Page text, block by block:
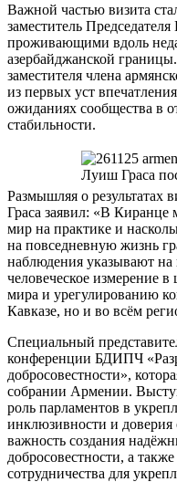
Важной частью визита
заместитель
проживающими вдоль
азербайджанской
заместителя члена
из первых уст
ожиданиях сообщества в
стабильности.
Луиш Граса
Размышляя о результатах
Граса заявил: «В Киранце
мир на практике и
на повседневную жизнь
наблюдения указывают на
человеческое измерение
мира и урегулированию
Кавказе, но и во всём
Специальный
конференции БДИПЧ
добросовестности»,
собрании Армении.
роль парламентов в
инклюзивности и
важность создания
добросовестности, а
сотрудничества для